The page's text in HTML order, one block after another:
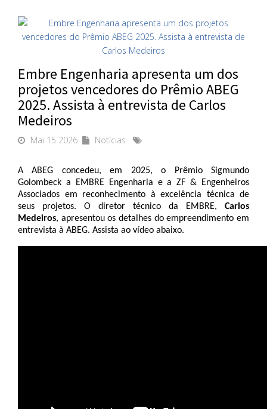
Embre Engenharia apresenta um dos
projetos vencedores do Prêmio ABEG
2025. Assista à entrevista de Carlos
Medeiros
Mai 15 2026 Notícias
A ABEG concedeu, em 2025, o Prêmio Sigmundo
Golombeck a EMBRE Engenharia e a ZF & Engenheiros
Associados em reconhecimento à excelência técnica de
seus projetos. O diretor técnico da EMBRE, Carlos
Medeiros, apresentou os detalhes do empreendimento em
entrevista à ABEG. Assista ao vídeo abaixo.